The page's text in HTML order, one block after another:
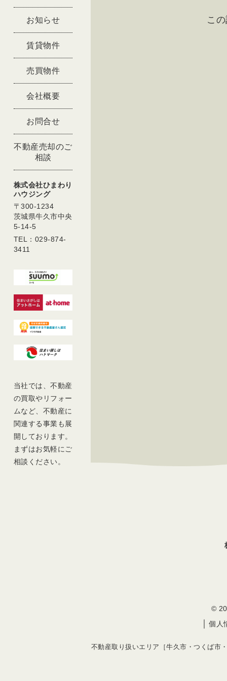
お知らせ
賃貸物件
売買物件
会社概要
お問合せ
不動産売却のご
相談
株式会社ひまわり
ハウジング
〒300-1234
茨城県牛久市中央
5-14-5
TEL：029-874-
3411
当社では、不動産
の買取やリフォー
ムなど、不動産に
関連する事業も展
開しております。
まずはお気軽にご
相談ください。
こ
©
｜個人
不動産取り扱いエリア［牛久市・つくば市